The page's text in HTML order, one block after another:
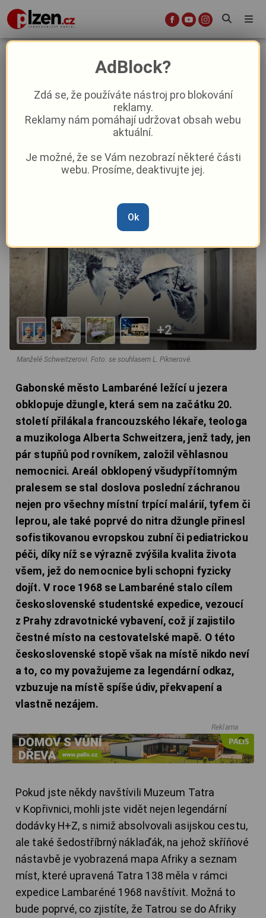
Linda Piknerová: Lambaréné:
československá legenda, o které
Gabonci netuší
Aktuality Názory a komentáře
Linda Piknerová–13. 2.|08:00
+2
Manželé Schweitzerovi. Foto: se souhlasem L. Piknerové.
Gabonské město Lambaréné ležící u jezera
obklopuje džungle, která sem na začátku 20.
století přilákala francouzského lékaře, teologa
a muzikologa Alberta Schweitzera, jenž tady, jen
pár stupňů pod rovníkem, založil věhlasnou
nemocnici. Areál obklopený všudypřítomným
pralesem se stal doslova poslední záchranou
nejen pro všechny místní trpící malárií, tyfem či
leprou, ale také poprvé do nitra džungle přinesl
sofistikovanou evropskou zubní či pediatrickou
péči, díky níž se výrazně zvýšila kvalita života
všem, jež do nemocnice byli schopni fyzicky
dojít. V roce 1968 se Lambaréné stalo cílem
československé studentské expedice, vezoucí
z Prahy zdravotnické vybavení, což jí zajistilo
čestné místo na cestovatelské mapě. O této
československé stopě však na místě nikdo neví
a to, co my považujeme za legendární odkaz,
vzbuzuje na místě spíše údiv, překvapení a
vlastně nezájem.
Reklama
Pokud jste někdy navštívili Muzeum Tatra
v Kopřivnici, mohli jste vidět nejen legendární
dodávky H+Z, s nimiž absolvovali asijskou cestu,
ale také šedostříbrný náklaďák, na jehož skříňové
nástavbě je vyobrazená mapa Afriky a seznam
míst, které upravená Tatra 138 měla v rámci
expedice Lambaréné 1968 navštívit. Možná to
bude poprvé, co zjistíte, že Tatrou se do Afriky
AdBlock?
Zdá se, že používáte nástroj pro blokování
reklamy.
Reklamy nám pomáhají udržovat obsah webu
aktuální.
Je možné, že se Vám nezobrazí některé části
webu. Prosíme, deaktivujte jej.
Ok